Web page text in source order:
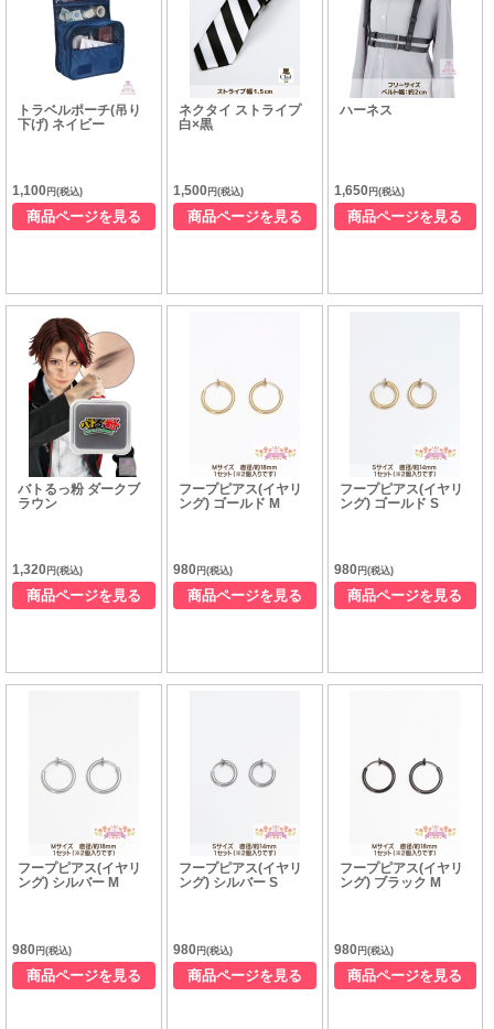
トラベルポーチ(吊り
下げ) ネイビー
1,100 円(税込)
商品ページを見る
ネクタイ ストライプ
白×黒
1,500円(税込)
商品ページを見る
ハーネス
1,650円(税込)
商品ページを見る
バトるっ粉 ダークブ
ラウン
1,320 円(税込)
商品ページを見る
フープピアス(イヤリ
ング) ゴールド M
980円(税込)
商品ページを見る
フープピアス(イヤリ
ング) ゴールド S
980円(税込)
商品ページを見る
フープピアス(イヤリ
ング) シルバー M
980 円(税込)
商品ページを見る
フープピアス(イヤリ
ング) シルバー S
980円(税込)
商品ページを見る
フープピアス(イヤリ
ング) ブラック M
980円(税込)
商品ページを見る